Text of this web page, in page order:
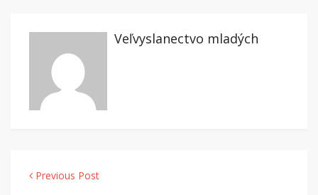
Veľvyslanectvo mladých
Navigácia v článku
Previous Post